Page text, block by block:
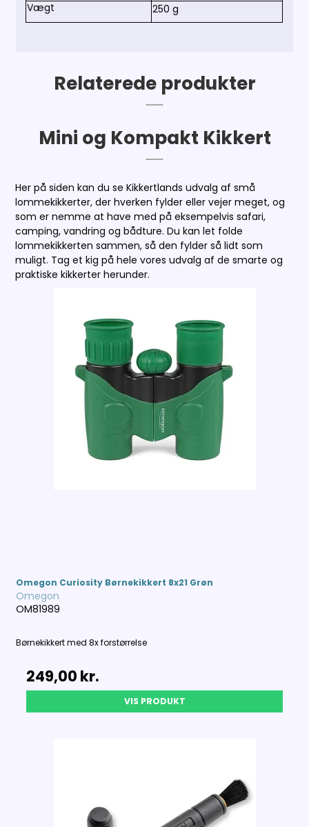
Vægt
250 g
Relaterede produkter
Mini og Kompakt Kikkert
Her på siden kan du se Kikkertlands udvalg af små
lommekikkerter, der hverken fylder eller vejer meget, og
som er nemme at have med på eksempelvis safari,
camping, vandring og bådture. Du kan let folde
lommekikkerten sammen, så den fylder så lidt som
muligt. Tag et kig på hele vores udvalg af de smarte og
praktiske kikkerter herunder.
Omegon Curiosity Børnekikkert 8x21 Grøn
Omegon
OM81989
Børnekikkert med 8x forstørrelse
249,00 kr.
VIS PRODUKT